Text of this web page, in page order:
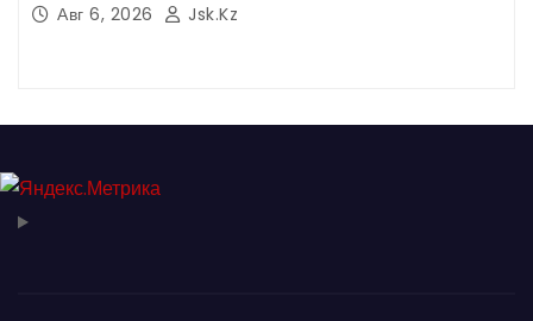
Авг 6, 2026 Jsk.kz